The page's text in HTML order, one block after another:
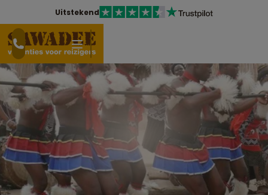
Uitstekend